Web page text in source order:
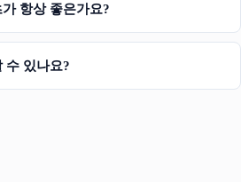
항상 좋은가요?
수 있나요?